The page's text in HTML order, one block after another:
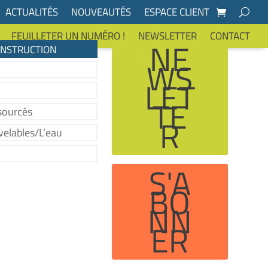
ACTUALITÉS NOUVEAUTÉS
ESPACE CLIENT
FEUILLETER UN NUMÉRO ! NEWSLETTER CONTACT
L’eau
NE
WS
LET
TE
R
S'A
BO
NN
ER